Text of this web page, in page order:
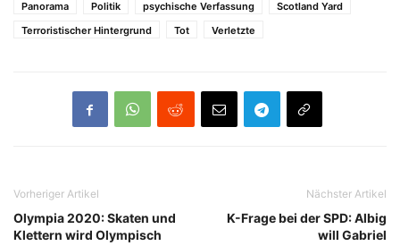
Panorama
Politik psychische Verfassung
Scotland Yard
Terroristischer Hintergrund
Tot Verletzte
Vorheriger Artikel
Olympia 2020: Skaten und
Klettern wird Olympisch
Nächster Artikel
K-Frage bei der SPD: Albig
will Gabriel